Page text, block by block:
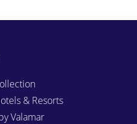
& Resorts
Valamar